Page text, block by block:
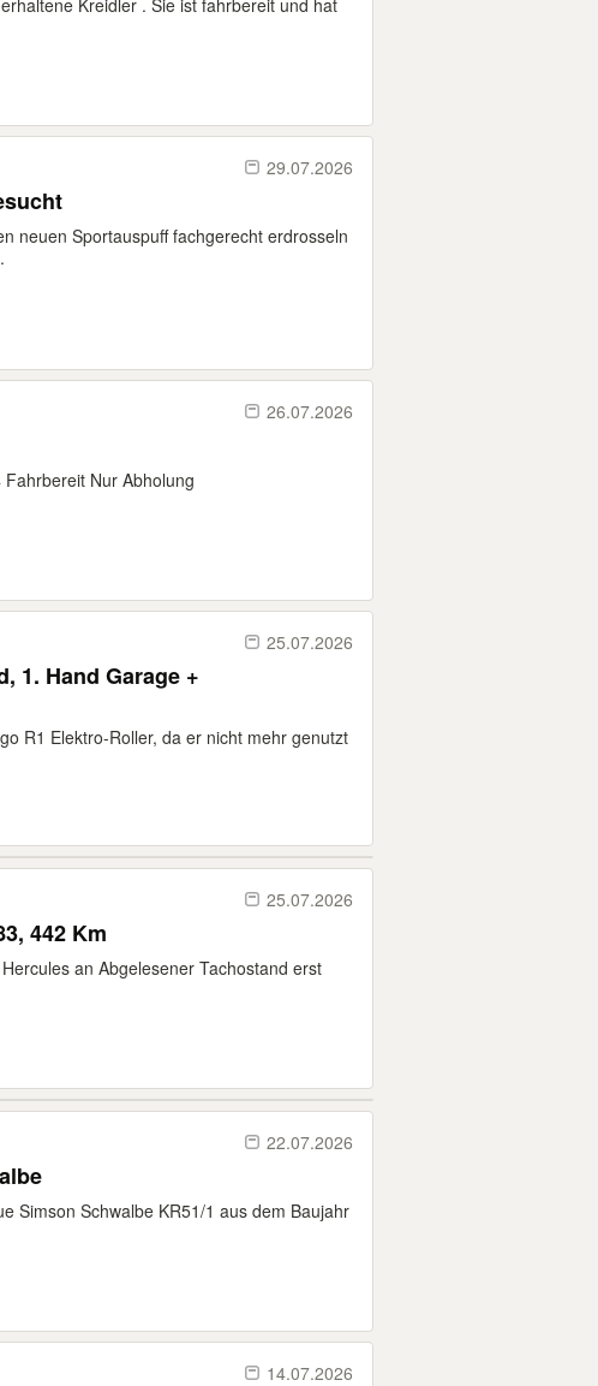
Kreidler . Sie ist fahrbereit und hat
29.07.2026
neuen Sportauspuff fachgerecht erdrosseln
26.07.2026
Nur Abholung
25.07.2026
1. Hand Garage +
R1 Elektro-Roller, da er nicht mehr genutzt
25.07.2026
442 Km
an Abgelesener Tachostand erst
22.07.2026
Simson Schwalbe KR51/1 aus dem Baujahr
14.07.2026